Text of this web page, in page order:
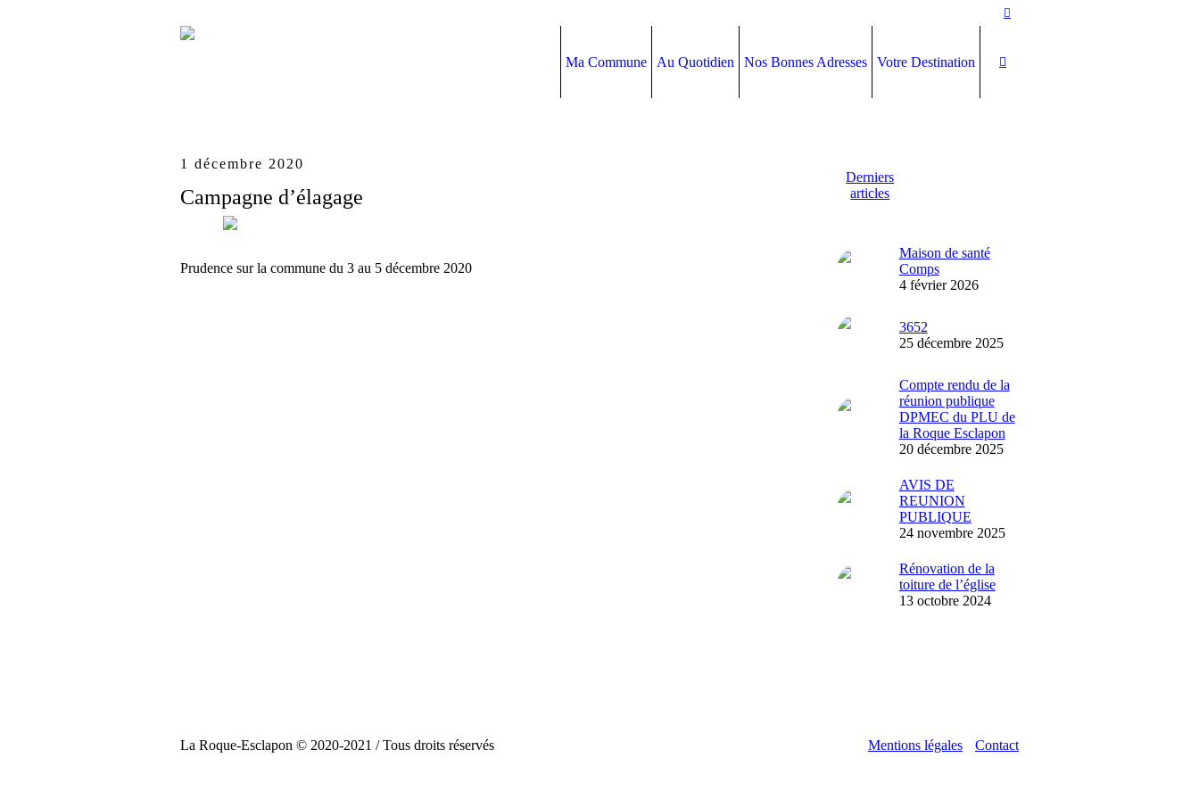
Ma Commune Au Quotidien Nos Bonnes Adresses Votre Destination
1 décembre 2020
Campagne d’élagage
Prudence sur la commune du 3 au 5 décembre 2020
Derniers
articles
Maison de santé
Comps
4 février 2026
3652
25 décembre 2025
Compte rendu de la
réunion publique
DPMEC du PLU de
la Roque Esclapon
20 décembre 2025
AVIS DE
REUNION
PUBLIQUE
24 novembre 2025
Rénovation de la
toiture de l’église
13 octobre 2024
Mentions légales Contact
La Roque-Esclapon © 2020-2021 / Tous droits réservés